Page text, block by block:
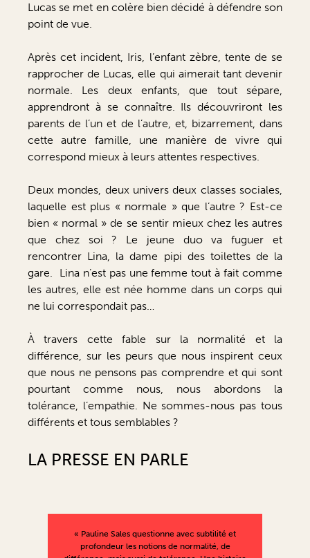
Lucas se met en colère bien décidé à défendre son
point de vue.
Après cet incident, Iris, l’enfant zèbre, tente de se
rapprocher de Lucas, elle qui aimerait tant devenir
normale. Les deux enfants, que tout sépare,
apprendront à se connaître. Ils découvriront les
parents de l’un et de l’autre, et, bizarrement, dans
cette autre famille, une manière de vivre qui
correspond mieux à leurs attentes respectives.
Deux mondes, deux univers deux classes sociales,
laquelle est plus « normale » que l’autre ? Est-ce
bien « normal » de se sentir mieux chez les autres
que chez soi ? Le jeune duo va fuguer et
rencontrer Lina, la dame pipi des toilettes de la
gare. Lina n’est pas une femme tout à fait comme
les autres, elle est née homme dans un corps qui
ne lui correspondait pas…
À travers cette fable sur la normalité et la
différence, sur les peurs que nous inspirent ceux
que nous ne pensons pas comprendre et qui sont
pourtant comme nous, nous abordons la
tolérance, l’empathie. Ne sommes-nous pas tous
différents et tous semblables ?
LA PRESSE EN PARLE
« Pauline Sales questionne avec subtilité et
profondeur les notions de normalité, de